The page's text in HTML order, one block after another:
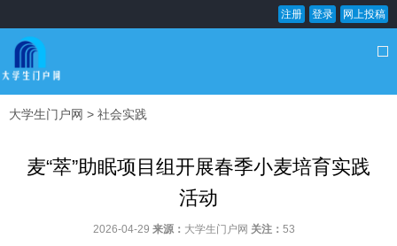
注册 登录 网上投稿
大学生门户网 > 社会实践
麦“萃”助眠项目组开展春季小麦培育实践
活动
2026-04-29 来源： 大学生门户网 关注： 53